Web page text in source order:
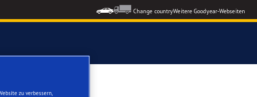
Change countryWeitere Goodyear-Webseiten
zu verbessern,